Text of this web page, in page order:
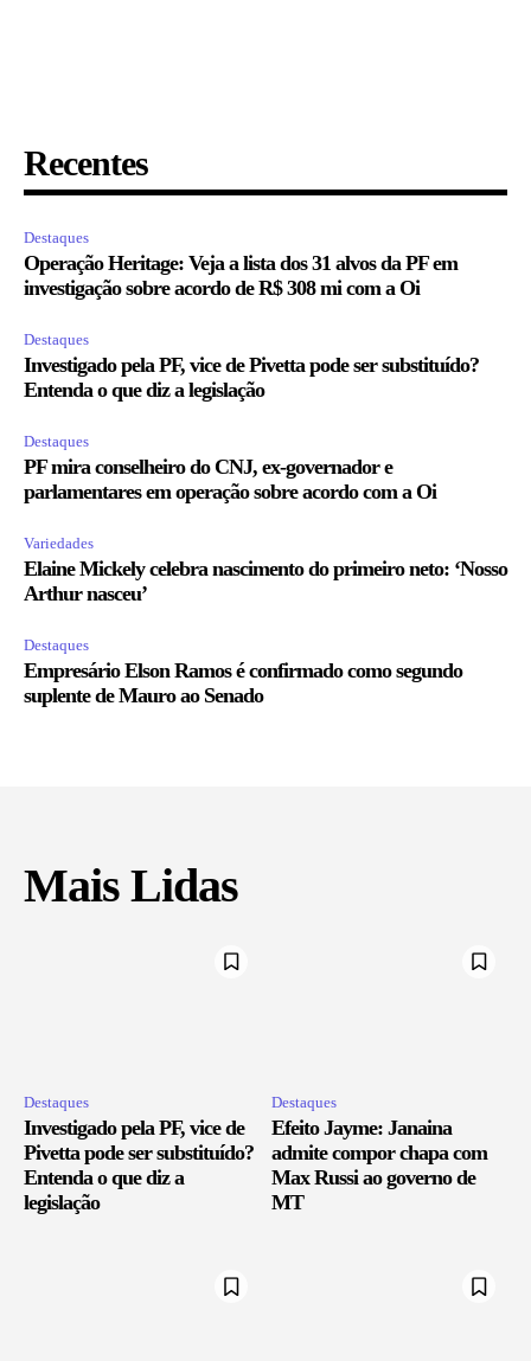
Recentes
Destaques
Operação Heritage: Veja a lista dos 31 alvos da PF em
investigação sobre acordo de R$ 308 mi com a Oi
Destaques
Investigado pela PF, vice de Pivetta pode ser substituído?
Entenda o que diz a legislação
Destaques
PF mira conselheiro do CNJ, ex-governador e
parlamentares em operação sobre acordo com a Oi
Variedades
Elaine Mickely celebra nascimento do primeiro neto: ‘Nosso
Arthur nasceu’
Destaques
Empresário Elson Ramos é confirmado como segundo
suplente de Mauro ao Senado
Mais Lidas
Destaques
Investigado pela PF, vice de
Pivetta pode ser substituído?
Entenda o que diz a
legislação
Destaques
Efeito Jayme: Janaina
admite compor chapa com
Max Russi ao governo de
MT